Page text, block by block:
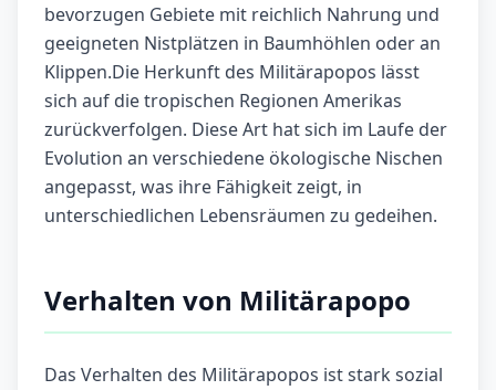
bevorzugen Gebiete mit reichlich Nahrung und
geeigneten Nistplätzen in Baumhöhlen oder an
Klippen.Die Herkunft des Militärapopos lässt
sich auf die tropischen Regionen Amerikas
zurückverfolgen. Diese Art hat sich im Laufe der
Evolution an verschiedene ökologische Nischen
angepasst, was ihre Fähigkeit zeigt, in
unterschiedlichen Lebensräumen zu gedeihen.
Verhalten von Militärapopo
Das Verhalten des Militärapopos ist stark sozial